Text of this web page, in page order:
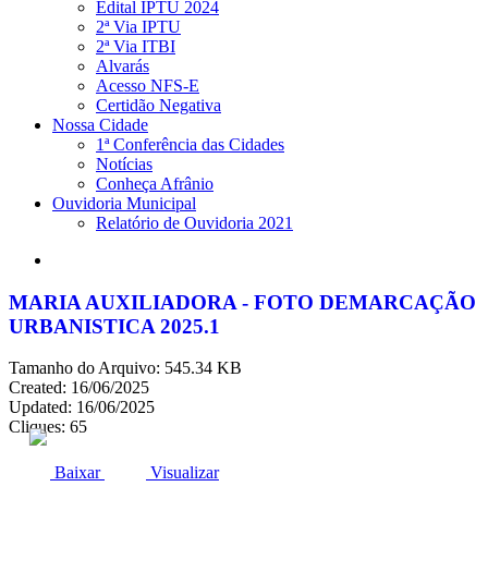
Edital IPTU 2024
2ª Via IPTU
2ª Via ITBI
Alvarás
Acesso NFS-E
Certidão Negativa
Nossa Cidade
1ª Conferência das Cidades
Notícias
Conheça Afrânio
Ouvidoria Municipal
Relatório de Ouvidoria 2021
MARIA AUXILIADORA - FOTO DEMARCAÇÃO
URBANISTICA 2025.1
Tamanho do Arquivo: 545.34 KB
Created: 16/06/2025
Updated: 16/06/2025
Cliques: 65
Baixar Visualizar